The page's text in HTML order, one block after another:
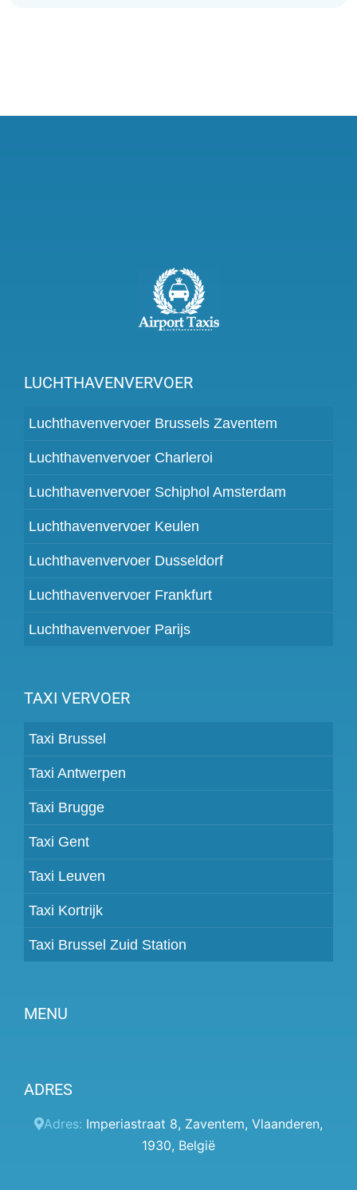
LUCHTHAVENVERVOER
Luchthavenvervoer Brussels Zaventem
Luchthavenvervoer Charleroi
Luchthavenvervoer Schiphol Amsterdam
Luchthavenvervoer Keulen
Luchthavenvervoer Dusseldorf
Luchthavenvervoer Frankfurt
Luchthavenvervoer Parijs
TAXI VERVOER
Taxi Brussel
Taxi Antwerpen
Taxi Brugge
Taxi Gent
Taxi Leuven
Taxi Kortrijk
Taxi Brussel Zuid Station
MENU
Prijzen
Klantenpaneel
ADRES
Adres: Imperiastraat 8, Zaventem, Vlaanderen,
1930, België